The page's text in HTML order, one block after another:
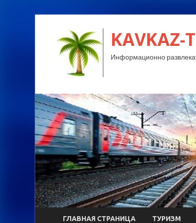
KAVKAZ-
Информационно
ГЛАВНАЯ СТРАНИЦА ТУРИЗМ